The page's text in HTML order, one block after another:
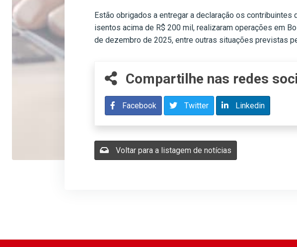
Estão obrigados a entregar a declaração os
isentos acima de R$ 200 mil, realizaram operações em
de dezembro de 2025, entre outras situações previstas
Compartilhe nas redes
Facebook Twitter Linkedin
Voltar para a listagem de notícias